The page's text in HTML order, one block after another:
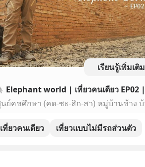
เรียนรู้เพิ่มเติม
เที่ยวคนเดียว เที่ยวแบบไม่มีรถส่วนตัว